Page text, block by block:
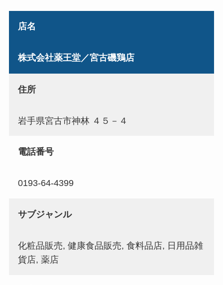
店名
株式会社薬王堂／宮古磯鶏店
住所
岩手県宮古市神林 ４５－４
電話番号
0193-64-4399
サブジャンル
化粧品販売, 健康食品販売, 食料品店, 日用品雑
貨店, 薬店